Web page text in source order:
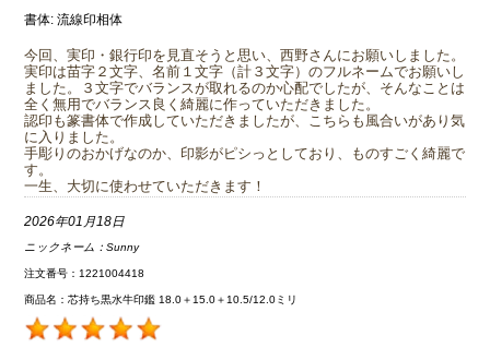
書体: 流線印相体
今回、実印・銀行印を見直そうと思い、西野さんにお願いしました。
実印は苗字２文字、名前１文字（計３文字）のフルネームでお願いし
ました。３文字でバランスが取れるのか心配でしたが、そんなことは
全く無用でバランス良く綺麗に作っていただきました。
認印も篆書体で作成していただきましたが、こちらも風合いがあり気
に入りました。
手彫りのおかげなのか、印影がピシっとしており、ものすごく綺麗で
す。
一生、大切に使わせていただきます！
2026年01月18日
ニックネーム：Sunny
注文番号：1221004418
商品名：芯持ち黒水牛印鑑 18.0＋15.0＋10.5/12.0ミリ